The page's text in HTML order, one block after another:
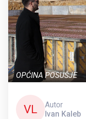
OPĆINA POSUŠJE
VL
Autor
Ivan Kaleb